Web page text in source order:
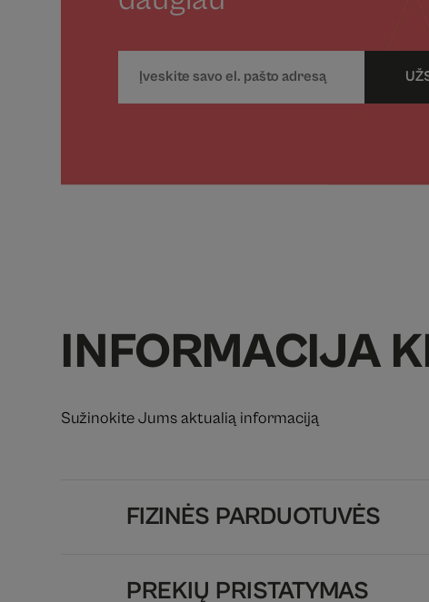
INFORMACIJA
Sužinokite Jums aktualią informaciją
FIZINĖS PARDUOTUVĖS
PREKIŲ PRISTATYMAS